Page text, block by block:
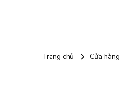
Trang chủ Cửa hàng